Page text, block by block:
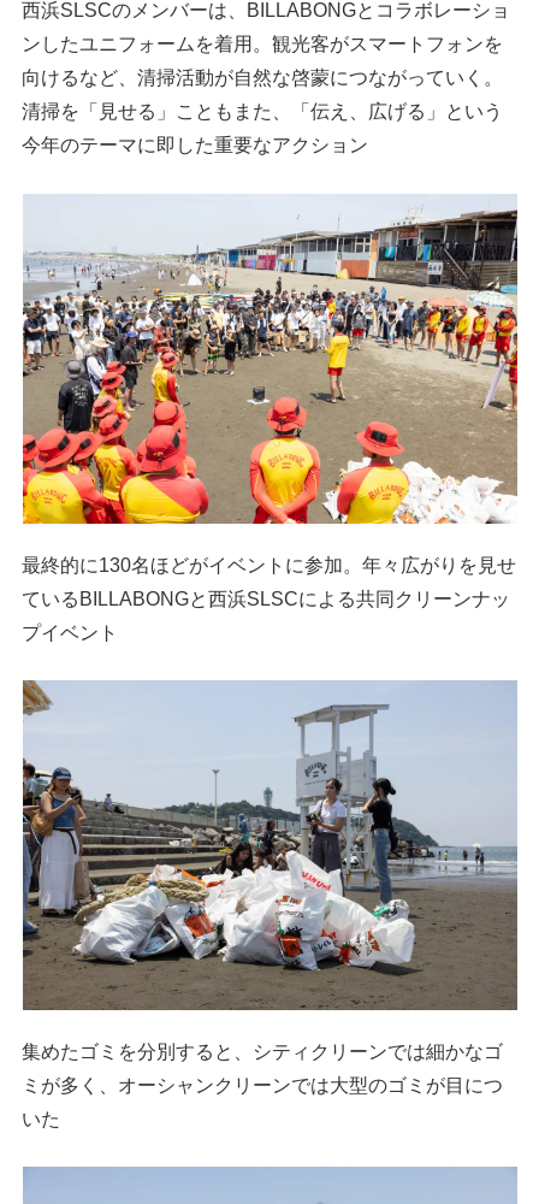
西浜SLSCのメンバーは、BILLABONGとコラボレーショ
ンしたユニフォームを着用。観光客がスマートフォンを
向けるなど、清掃活動が自然な啓蒙につながっていく。
清掃を「見せる」こともまた、「伝え、広げる」という
今年のテーマに即した重要なアクション
最終的に130名ほどがイベントに参加。年々広がりを見せ
ているBILLABONGと西浜SLSCによる共同クリーンナッ
プイベント
集めたゴミを分別すると、シティクリーンでは細かなゴ
ミが多く、オーシャンクリーンでは大型のゴミが目につ
いた